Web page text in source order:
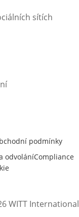
sítích
okně
podmínky
odvoláníCompliance
WITT International